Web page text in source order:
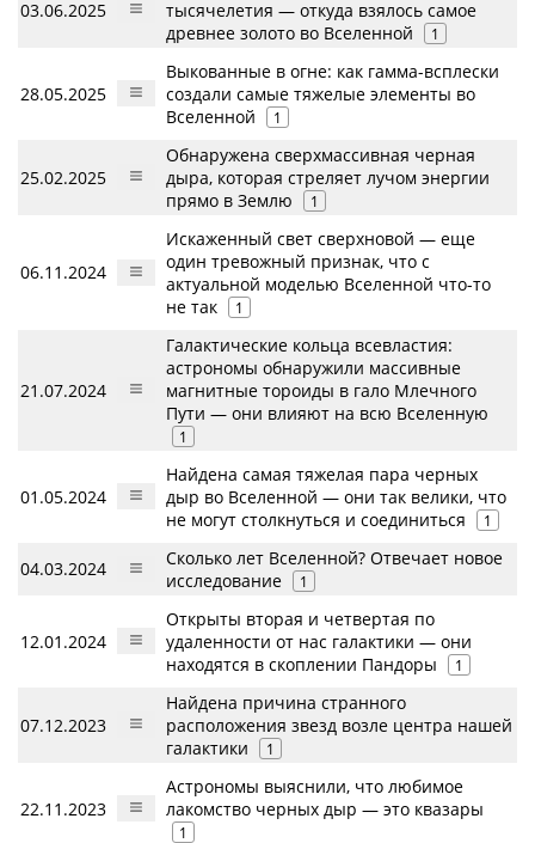
03.06.2025
тысячелетия — откуда взялось самое
древнее золото во Вселенной
1
28.05.2025
Выкованные в огне: как гамма-всплески
создали самые тяжелые элементы во
Вселенной
1
25.02.2025
Обнаружена сверхмассивная черная
дыра, которая стреляет лучом энергии
прямо в Землю
1
06.11.2024
Искаженный свет сверхновой — еще
один тревожный признак, что с
актуальной моделью Вселенной что-то
не так
1
21.07.2024
Галактические кольца всевластия:
астрономы обнаружили массивные
магнитные тороиды в гало Млечного
Пути — они влияют на всю Вселенную
1
01.05.2024
Найдена самая тяжелая пара черных
дыр во Вселенной — они так велики, что
не могут столкнуться и соединиться
1
04.03.2024
Сколько лет Вселенной? Отвечает новое
исследование
1
12.01.2024
Открыты вторая и четвертая по
удаленности от нас галактики — они
находятся в скоплении Пандоры
1
07.12.2023
Найдена причина странного
расположения звезд возле центра нашей
галактики
1
22.11.2023
Астрономы выяснили, что любимое
лакомство черных дыр — это квазары
1